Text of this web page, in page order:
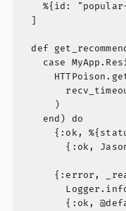
%{id:
  ]
def
case
      )
    end) do
{:ok,
{:ok,
{:error,
{:ok,